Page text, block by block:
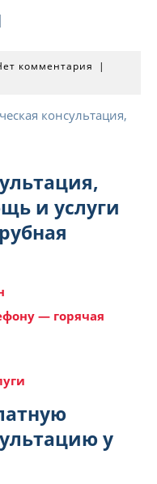
комментария
|
и услуги
— горячая
у